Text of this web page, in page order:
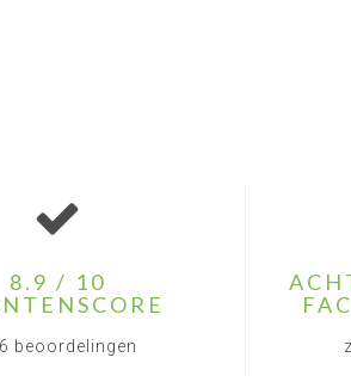
8.9 / 10
beoordelingen